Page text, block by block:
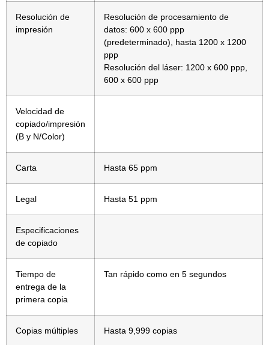
Resolución de
impresión
Resolución de procesamiento de
datos: 600 x 600 ppp
(predeterminado), hasta 1200 x 1200
ppp
Resolución del láser: 1200 x 600 ppp,
600 x 600 ppp
Velocidad de
copiado/impresión
(B y N/Color)
Carta Hasta 65 ppm
Legal Hasta 51 ppm
Especificaciones
de copiado
Tiempo de
entrega de la
primera copia
Tan rápido como en 5 segundos
Copias múltiples Hasta 9,999 copias